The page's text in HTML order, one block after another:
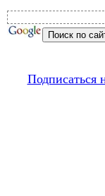
Подписаться